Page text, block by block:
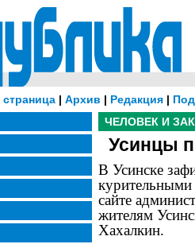
страница | Архив | Редакция |
ЧЕЛОВЕК И
Усинцы
В Усинске
сайте
жителям
Хахалкин.